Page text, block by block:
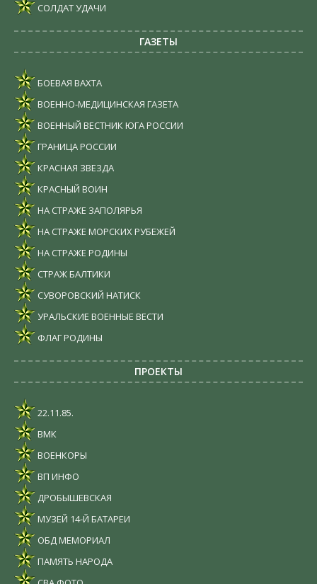
СОЛДАТ УДАЧИ
ГАЗЕТЫ
БОЕВАЯ ВАХТА
ВОЕННО-МЕДИЦИНСКАЯ ГАЗЕТА
ВОЕННЫЙ ВЕСТНИК ЮГА РОССИИ
ГРАНИЦА РОССИИ
КРАСНАЯ ЗВЕЗДА
КРАСНЫЙ ВОИН
НА СТРАЖЕ ЗАПОЛЯРЬЯ
НА СТРАЖЕ МОРСКИХ РУБЕЖЕЙ
НА СТРАЖЕ РОДИНЫ
СТРАЖ БАЛТИКИ
СУВОРОВСКИЙ НАТИСК
УРАЛЬСКИЕ ВОЕННЫЕ ВЕСТИ
ФЛАГ РОДИНЫ
ПРОЕКТЫ
22.11.85.
ВМК
ВОЕНКОРЫ
ВП ИНФО
ДРОБЫШЕВСКАЯ
МУЗЕЙ 14-Й БАТАРЕИ
ОБД МЕМОРИАЛ
ПАМЯТЬ НАРОДА